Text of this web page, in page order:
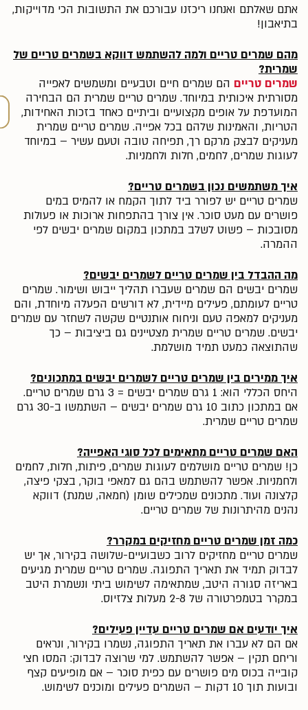
אתם שאלתם ואנחנו ריכזנו עבורכם את התשובות הכי מדוייקות,
בתיאבון!
מהם שמרים טריים ולמה להשתמש דווקא בשמרים טריים של
שמרית?
שמרים טריים הם שמרים חיים וטבעיים ומשמשים לאפייה
מסורתית איכותית במיוחד. שמרים טריים שמרית הם הבחירה
המועדפת על אופים מקצועיים וביתיים כאחד בזכות האחידות,
הטריות, והאמינות שלהם בכל אפייה. שמרים טריים שמרית
מעניקים לבצק מרקם רך, תפיחה טובה וטעם עשיר – במיוחד
לעוגות שמרים, לחמים, חלות ולחמניות.
איך משתמשים נכון בשמרים טריים?
שמרים טריים יש לפורר ביד לתוך הקמח או להמיס במים
פושרים עם מעט סוכר. אין צורך בהתפחות ארוכות או פעולות
מסובכות – פשוט לשלב במתכון במקום שמרים יבשים לפי
ההמרה.
מה ההבדל בין שמרים טריים לשמרים יבשים?
שמרים יבשים הם שמרים שעברו תהליך ייבוש ושימור. שמרים
טריים לעומתם, פעילים מיידית, לא דורשים הפעלה מיוחדת, והם
מעניקים למאפה טעם וניחוח אותנטיים שקשה לשחזר עם שמרים
יבשים. שמרים טריים שמרית מצטיינים גם ביציבות – כך
שהתוצאה כמעט תמיד מושלמת.
איך ממירים בין שמרים טריים לשמרים יבשים במתכונים?
היחס הכללי הוא: 1 גרם שמרים יבשים = 3 גרם שמרים טריים.
אם במתכון כתוב 10 גרם שמרים יבשים – השתמשו ב-30 גרם
שמרים טריים שמרית.
האם שמרים טריים מתאימים לכל סוגי האפייה?
כן! שמרים טריים מושלמים לעוגות שמרים, פיתות, חלות, לחמים
ולחמניות. אפשר להשתמש בהם גם למאפי בוקר, בצקי פיצה,
קלצונה ועוד. מתכונים שמכילים שומן (חמאה, שמנת) דווקא
נהנים מהיתרונות של שמרים טריים.
כמה זמן שמרים טריים מחזיקים במקרר?
שמרים טריים מחזיקים לרוב כשבועיים-שלושה בקירור, אך יש
לבדוק תמיד את תאריך התפוגה. שמרים טריים שמרית מגיעים
באריזה סגורה היטב, שמתאימה לשימוש ביתי ונשמרת היטב
במקרר בטמפרטורה של 2-8 מעלות צלזיוס.
איך יודעים אם שמרים טריים עדיין פעילים?
אם הם לא עברו את תאריך התפוגה, נשמרו בקירור, ונראים
וריחם תקין – אפשר להשתמש. למי שרוצה לבדוק: המסו חצי
קובייה בכוס מים פושרים עם כפית סוכר – אם מופיעים קצף
ובועות תוך 10 דקות – השמרים פעילים ומוכנים לשימוש.